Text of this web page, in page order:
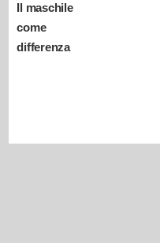
Il maschile
come
differenza